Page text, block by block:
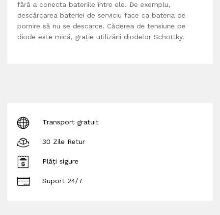
fără a conecta bateriile între ele. De exemplu,
descărcarea bateriei de serviciu face ca bateria de
pornire să nu se descarce. Căderea de tensiune pe
diode este mică, graţie utilizării diodelor Schottky.
Transport gratuit
30 Zile Retur
Plăți sigure
Suport 24/7